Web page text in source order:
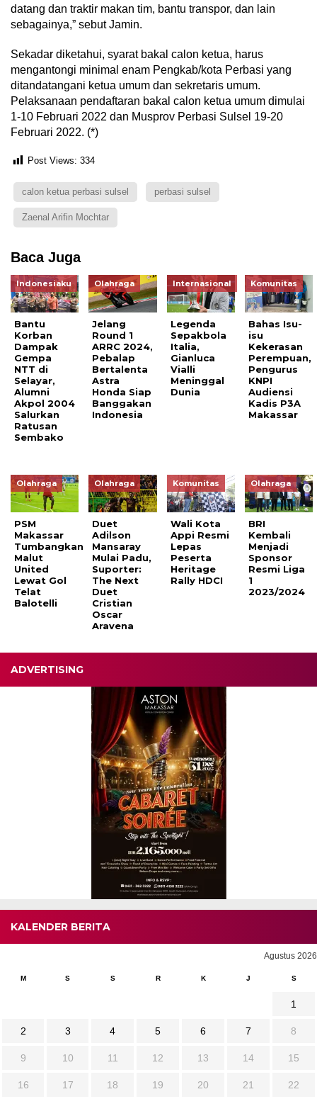
datang dan traktir makan tim, bantu transpor, dan lain
sebagainya,” sebut Jamin.
Sekadar diketahui, syarat bakal calon ketua, harus
mengantongi minimal enam Pengkab/kota Perbasi yang
ditandatangani ketua umum dan sekretaris umum.
Pelaksanaan pendaftaran bakal calon ketua umum dimulai
1-10 Februari 2022 dan Musprov Perbasi Sulsel 19-20
Februari 2022. (*)
Post Views: 334
calon ketua perbasi sulsel perbasi sulsel
Zaenal Arifin Mochtar
Baca Juga
Indonesiaku
Bantu
Korban
Dampak
Gempa
NTT di
Selayar,
Alumni
Akpol 2004
Salurkan
Ratusan
Sembako
Olahraga
Jelang
Round 1
ARRC 2024,
Pebalap
Bertalenta
Astra
Honda Siap
Banggakan
Indonesia
Internasional
Legenda
Sepakbola
Italia,
Gianluca
Vialli
Meninggal
Dunia
Komunitas
Bahas Isu-
isu
Kekerasan
Perempuan,
Pengurus
KNPI
Audiensi
Kadis P3A
Makassar
Olahraga
PSM
Makassar
Tumbangkan
Malut
United
Lewat Gol
Telat
Balotelli
Olahraga
Duet
Adilson
Mansaray
Mulai Padu,
Suporter:
The Next
Duet
Cristian
Oscar
Aravena
Komunitas
Wali Kota
Appi Resmi
Lepas
Peserta
Heritage
Rally HDCI
Olahraga
BRI
Kembali
Menjadi
Sponsor
Resmi Liga
1
2023/2024
ADVERTISING
KALENDER BERITA
Agustus 2026
M S S R K J S
1
2 3 4 5 6 7 8
9 10 11 12 13 14 15
16 17 18 19 20 21 22